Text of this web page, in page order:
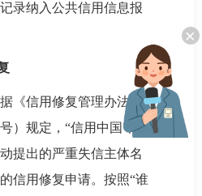
×
录纳入公共信用信息报
《信用修复管理办法》
）规定，“信用中国”网站
提出的严重失信主体名
信用修复申请。按照“谁